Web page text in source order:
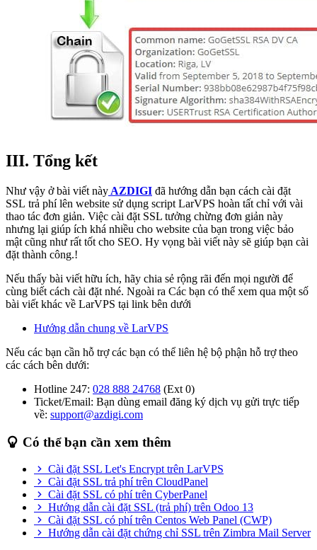
III. Tổng kết
Như vậy ở bài viết này AZDIGI đã hướng dẫn bạn cách cài đặt
SSL trả phí lên website sử dụng script LarVPS hoàn tất chỉ với vài
thao tác đơn giản. Việc cài đặt SSL tưởng chừng đơn giản này
nhưng lại giúp ích khá nhiều cho website của bạn trong việc bảo
mật cũng như rất tốt cho SEO. Hy vọng bài viết này sẽ giúp bạn cài
đặt thành công.!
Nếu thấy bài viết hữu ích, hãy chia sẻ rộng rãi đến mọi người để
cùng biết cách cài đặt nhé. Ngoài ra Các bạn có thể xem qua một số
bài viết khác về LarVPS tại link bên dưới
Hướng dẫn chung về LarVPS
Nếu các bạn cần hỗ trợ các bạn có thể liên hệ bộ phận hỗ trợ theo
các cách bên dưới:
Hotline 247: 028 888 24768 (Ext 0)
Ticket/Email: Bạn dùng email đăng ký dịch vụ gửi trực tiếp
về: support@azdigi.com
Có thể bạn cần xem thêm
Cài đặt SSL Let's Encrypt trên LarVPS
Cài đặt SSL trả phí trên CloudPanel
Cài đặt SSL có phí trên CyberPanel
Hướng dẫn cài đặt SSL (trả phí) trên Odoo 13
Cài đặt SSL có phí trên Centos Web Panel (CWP)
Hướng dẫn cài đặt chứng chỉ SSL trên Zimbra Mail Server